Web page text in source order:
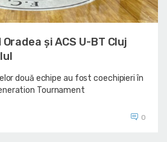
Oradea și ACS U-BT Cluj
două echipe au fost coechipieri în
Tournament
0